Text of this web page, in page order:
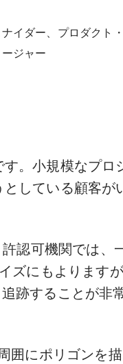
イダー、プロダクト
ージャー
。小規模なプロ
している顧客が
認可機関では、
にもよりますが
跡することが非
囲にポリゴンを描